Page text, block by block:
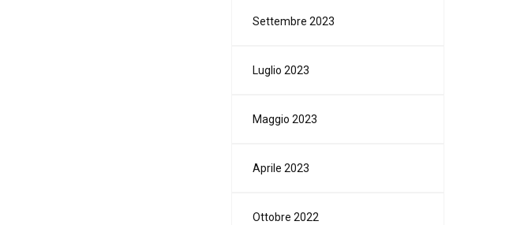
Settembre 2023
Luglio 2023
Maggio 2023
Aprile 2023
Ottobre 2022